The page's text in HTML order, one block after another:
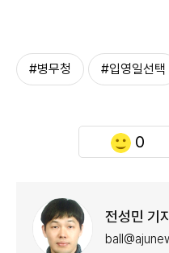
#병무청 #입영일선택
0
전성민 기